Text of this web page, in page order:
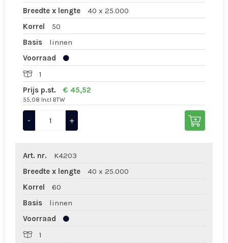
Breedte x lengte
40 x 25.000
Korrel
50
Basis
linnen
Voorraad
1
Prijs p.st.
€ 45,52
55,08 Incl BTW
- +
Art. nr.
K4203
Breedte x lengte
40 x 25.000
Korrel
60
Basis
linnen
Voorraad
1